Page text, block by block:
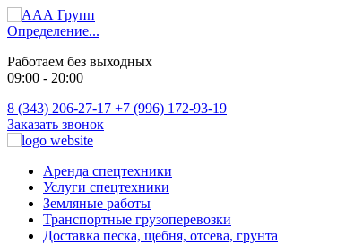
Определение...
Работаем без выходных
09:00 - 20:00
8 (343) 206-27-17 +7 (996) 172-93-19
Заказать звонок
Аренда спецтехники
Услуги спецтехники
Земляные работы
Транспортные грузоперевозки
Доставка песка, щебня, отсева, грунта